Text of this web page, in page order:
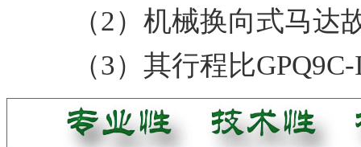
（2）机械换向式马
（3）其行程比